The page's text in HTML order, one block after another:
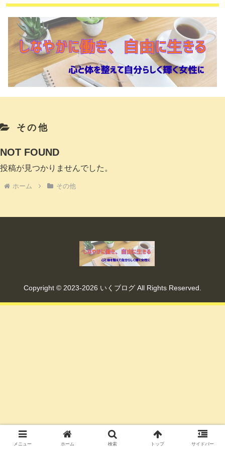
その他
NOT FOUND
投稿が見つかりませんでした。
ホーム その他
Copyright © 2023-2026 いくブログ All Rights Reserved.
メニュー ホーム 検索 トップ サイドバー